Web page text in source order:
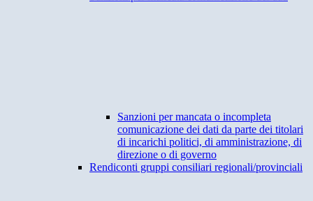
Sanzioni per mancata o incompleta
comunicazione dei dati da parte dei titolari
di incarichi politici, di amministrazione, di
direzione o di governo
Rendiconti gruppi consiliari regionali/provinciali